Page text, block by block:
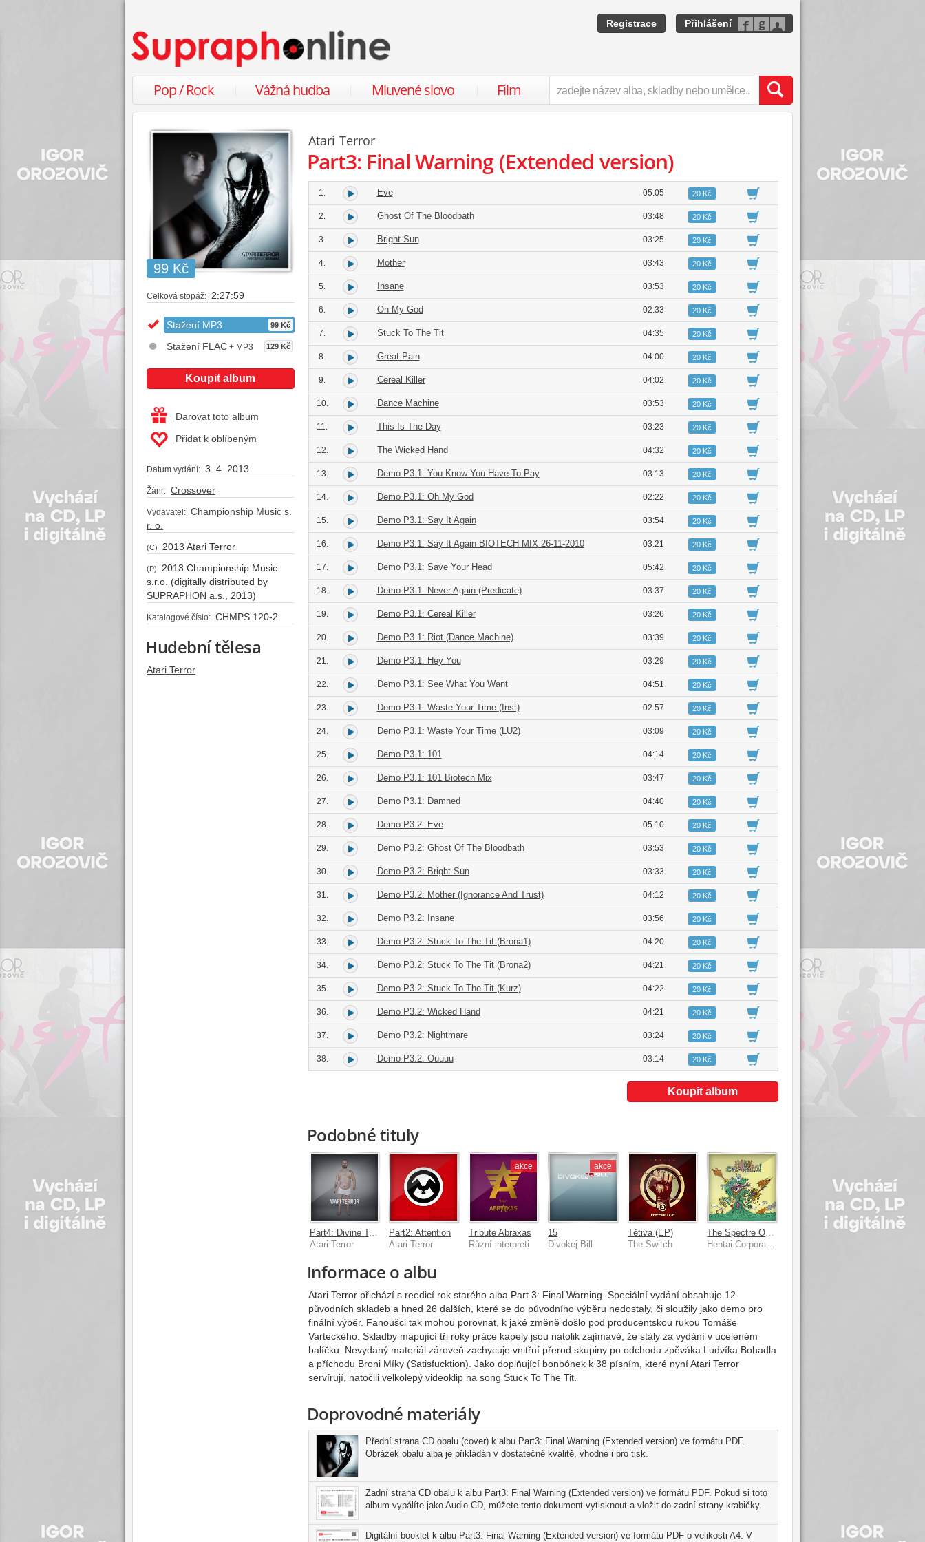
Registrace Přihlášení
Pop / Rock Vážná hudba Mluvené slovo Film
99 Kč
Celková stopáž: 2:27:59
Stažení MP3 99 Kč
Stažení FLAC + MP3 129 Kč
Koupit album
Darovat toto album
Přidat k oblíbeným
Datum vydání: 3. 4. 2013
Žánr: Crossover
Vydavatel: Championship Music s.
r. o.
(C) 2013 Atari Terror
(P)
2013 Championship Music
s.r.o. (digitally distributed by
SUPRAPHON a.s., 2013)
Katalogové číslo: CHMPS 120-2
Hudební tělesa
Atari Terror
Atari Terror
Part3: Final Warning (Extended version)
1. Eve 05:05 20 Kč
2. Ghost Of The Bloodbath 03:48 20 Kč
3. Bright Sun 03:25 20 Kč
4. Mother 03:43 20 Kč
5. Insane 03:53 20 Kč
6. Oh My God 02:33 20 Kč
7. Stuck To The Tit 04:35 20 Kč
8. Great Pain 04:00 20 Kč
9. Cereal Killer 04:02 20 Kč
10. Dance Machine 03:53 20 Kč
11. This Is The Day 03:23 20 Kč
12. The Wicked Hand 04:32 20 Kč
13. Demo P3.1: You Know You Have To Pay 03:13 20 Kč
14. Demo P3.1: Oh My God 02:22 20 Kč
15. Demo P3.1: Say It Again 03:54 20 Kč
16. Demo P3.1: Say It Again BIOTECH MIX 26-11-2010 03:21 20 Kč
17. Demo P3.1: Save Your Head 05:42 20 Kč
18. Demo P3.1: Never Again (Predicate) 03:37 20 Kč
19. Demo P3.1: Cereal Killer 03:26 20 Kč
20. Demo P3.1: Riot (Dance Machine) 03:39 20 Kč
21. Demo P3.1: Hey You 03:29 20 Kč
22. Demo P3.1: See What You Want 04:51 20 Kč
23. Demo P3.1: Waste Your Time (Inst) 02:57 20 Kč
24. Demo P3.1: Waste Your Time (LU2) 03:09 20 Kč
25. Demo P3.1: 101 04:14 20 Kč
26. Demo P3.1: 101 Biotech Mix 03:47 20 Kč
27. Demo P3.1: Damned 04:40 20 Kč
28. Demo P3.2: Eve 05:10 20 Kč
29. Demo P3.2: Ghost Of The Bloodbath 03:53 20 Kč
30. Demo P3.2: Bright Sun 03:33 20 Kč
31. Demo P3.2: Mother (Ignorance And Trust) 04:12 20 Kč
32. Demo P3.2: Insane 03:56 20 Kč
33. Demo P3.2: Stuck To The Tit (Brona1) 04:20 20 Kč
34. Demo P3.2: Stuck To The Tit (Brona2) 04:21 20 Kč
35. Demo P3.2: Stuck To The Tit (Kurz) 04:22 20 Kč
36. Demo P3.2: Wicked Hand 04:21 20 Kč
37. Demo P3.2: Nightmare 03:24 20 Kč
38. Demo P3.2: Ouuuu 03:14 20 Kč
Koupit album
Podobné tituly
Part4: Divine Termination
Atari Terror
Part2: Attention
Atari Terror
akce
Tribute Abraxas
Různí interpreti
akce
15
Divokej Bill
Tětiva (EP)
The.Switch
Informace o albu
Atari Terror přichází s reedicí rok starého alba Part 3: Final Warning. Speciální vydání obsahuje 12
původních skladeb a hned 26 dalších, které se do původního výběru nedostaly, či sloužily jako demo pro
finální výběr. Fanoušci tak mohou porovnat, k jaké změně došlo pod producentskou rukou Tomáše
Varteckého. Skladby mapující tři roky práce kapely jsou natolik zajímavé, že stály za vydání v uceleném
balíčku. Nevydaný materiál zároveň zachycuje vnitřní přerod skupiny po odchodu zpěváka Ludvíka Bohadla
a příchodu Broni Míky (Satisfucktion). Jako doplňující bonbónek k 38 písním, které nyní Atari Terror
servírují, natočili velkolepý videoklip na song Stuck To The Tit.
Doprovodné materiály
Přední strana CD obalu (cover) k albu Part3: Final Warning (Extended version) ve formátu PDF.
Obrázek obalu alba je přikládán v dostatečné kvalitě, vhodné i pro tisk.
Zadní strana CD obalu k albu Part3: Final Warning (Extended version) ve formátu PDF. Pokud si toto
album vypálíte jako Audio CD, můžete tento dokument vytisknout a vložit do zadní strany krabičky.
Digitální booklet k albu Part3: Final Warning (Extended version) ve formátu PDF o velikosti A4. V